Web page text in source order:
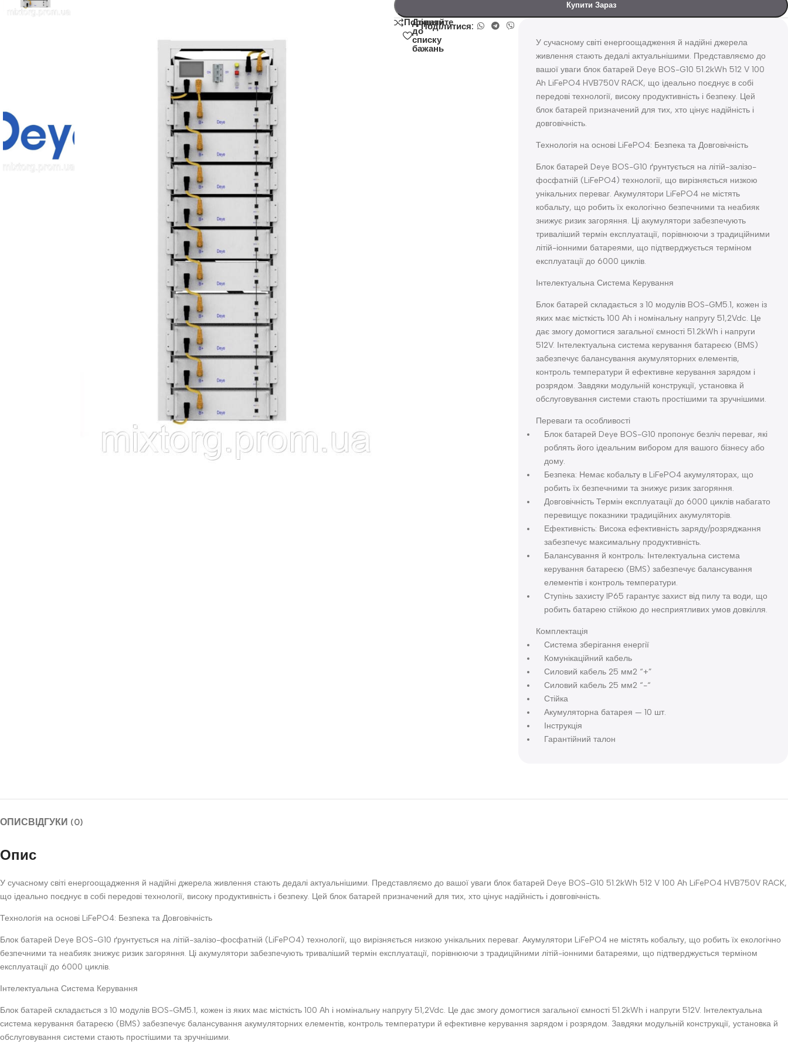
Купити Зараз
Порівняйте
Додати
до
списку
бажань
Поділитися:
У сучасному світі енергоощадження й надійні джерела
живлення стають дедалі актуальнішими. Представляємо до
вашої уваги блок батарей Deye BOS-G10 51.2kWh 512 V 100
Ah LiFePO4 HVB750V RACK, що ідеально поєднує в собі
передові технології, високу продуктивність і безпеку. Цей
блок батарей призначений для тих, хто цінує надійність і
довговічність.
Технологія на основі LiFePO4: Безпека та Довговічність
Блок батарей Deye BOS-G10 ґрунтується на літій-залізо-
фосфатній (LiFePO4) технології, що вирізняється низкою
унікальних переваг. Акумулятори LiFePO4 не містять
кобальту, що робить їх екологічно безпечними та неабияк
знижує ризик загоряння. Ці акумулятори забезпечують
триваліший термін експлуатації, порівнюючи з традиційними
літій-іонними батареями, що підтверджується терміном
експлуатації до 6000 циклів.
Інтелектуальна Система Керування
Блок батарей складається з 10 модулів BOS-GM5.1, кожен із
яких має місткість 100 Ah і номінальну напругу 51,2Vdc. Це
дає змогу домогтися загальної ємності 51.2kWh і напруги
512V. Інтелектуальна система керування батареєю (BMS)
забезпечує балансування акумуляторних елементів,
контроль температури й ефективне керування зарядом і
розрядом. Завдяки модульній конструкції, установка й
обслуговування системи стають простішими та зручнішими.
Переваги та особливості
Блок батарей Deye BOS-G10 пропонує безліч переваг, які
роблять його ідеальним вибором для вашого бізнесу або
дому.
Безпека: Немає кобальту в LiFePO4 акумуляторах, що
робить їх безпечними та знижує ризик загоряння.
Довговічність Термін експлуатації до 6000 циклів набагато
перевищує показники традиційних акумуляторів.
Ефективність: Висока ефективність заряду/розряджання
забезпечує максимальну продуктивність.
Балансування й контроль: Інтелектуальна система
керування батареєю (BMS) забезпечує балансування
елементів і контроль температури.
Ступінь захисту IP65 гарантує захист від пилу та води, що
робить батарею стійкою до несприятливих умов довкілля.
Комплектація
Система зберігання енергії
Комунікаційний кабель
Силовий кабель 25 мм2 “+”
Силовий кабель 25 мм2 “-“
Стійка
Акумуляторна батарея — 10 шт.
Інструкція
Гарантійний талон
ОПИСВІДГУКИ (0)
Опис
У сучасному світі енергоощадження й надійні джерела живлення стають дедалі актуальнішими. Представляємо до вашої уваги блок батарей Deye BOS-G10 51.2kWh 512 V 100 Ah LiFePO4 HVB750V RACK,
що ідеально поєднує в собі передові технології, високу продуктивність і безпеку. Цей блок батарей призначений для тих, хто цінує надійність і довговічність.
Технологія на основі LiFePO4: Безпека та Довговічність
Блок батарей Deye BOS-G10 ґрунтується на літій-залізо-фосфатній (LiFePO4) технології, що вирізняється низкою унікальних переваг. Акумулятори LiFePO4 не містять кобальту, що робить їх екологічно
безпечними та неабияк знижує ризик загоряння. Ці акумулятори забезпечують триваліший термін експлуатації, порівнюючи з традиційними літій-іонними батареями, що підтверджується терміном
експлуатації до 6000 циклів.
Інтелектуальна Система Керування
Блок батарей складається з 10 модулів BOS-GM5.1, кожен із яких має місткість 100 Ah і номінальну напругу 51,2Vdc. Це дає змогу домогтися загальної ємності 51.2kWh і напруги 512V. Інтелектуальна
система керування батареєю (BMS) забезпечує балансування акумуляторних елементів, контроль температури й ефективне керування зарядом і розрядом. Завдяки модульній конструкції, установка й
обслуговування системи стають простішими та зручнішими.